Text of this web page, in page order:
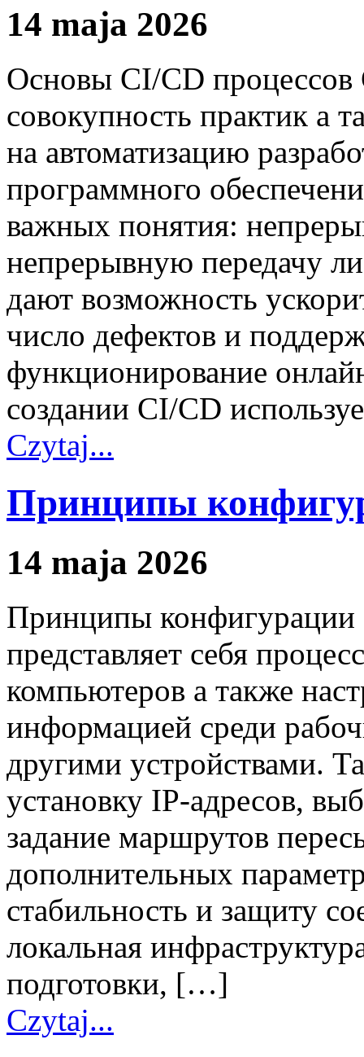
14 maja 2026
Основы CI/CD процессов
совокупность практик а
на автоматизацию
программного
важных понятия:
непрерывную передачу
дают возможность
число дефектов и
функционирование
создании CI/CD
Czytaj...
Принципы
14 maja 2026
Принципы конфигурации
представляет себя
компьютеров а также
информацией среди
другими устройствами.
установку IP-адресов,
задание маршрутов
дополнительных
стабильность и защиту
локальная
подготовки, […]
Czytaj...